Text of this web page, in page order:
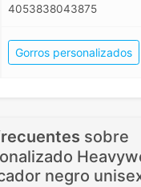
4053838043875
Gorros personalizados
sobre
negro